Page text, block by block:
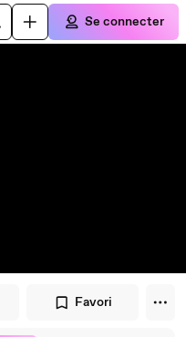
Se connecter
Favori